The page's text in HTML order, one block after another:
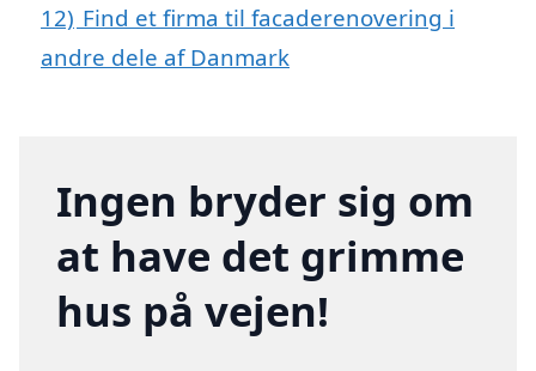
12) Find et firma til facaderenovering i
andre dele af Danmark
Ingen bryder sig om
at have det grimme
hus på vejen!